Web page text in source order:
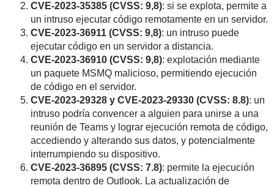
CVE-2023-35385 (CVSS: 9,8): si se explota, permite a
un intruso ejecutar código remotamente en un servidor.
CVE-2023-36911 (CVSS: 9,8): un intruso puede
ejecutar código en un servidor a distancia.
CVE-2023-36910 (CVSS: 9,8): explotación mediante
un paquete MSMQ malicioso, permitiendo ejecución
de código en el servidor.
CVE-2023-29328 y CVE-2023-29330 (CVSS: 8.8): un
intruso podría convencer a alguien para unirse a una
reunión de Teams y lograr ejecución remota de código,
accediendo y alterando sus datos, y potencialmente
interrumpiendo su dispositivo.
CVE-2023-36895 (CVSS: 7.8): permite la ejecución
remota dentro de Outlook. La actualización de